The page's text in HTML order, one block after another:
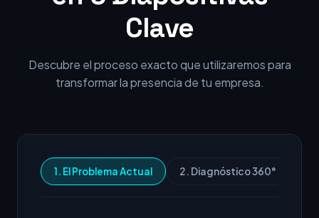
Clave
Descubre el proceso exacto que utilizaremos para
transformar la presencia de tu empresa.
1. El Problema Actual 2. Diagnóstico 360°